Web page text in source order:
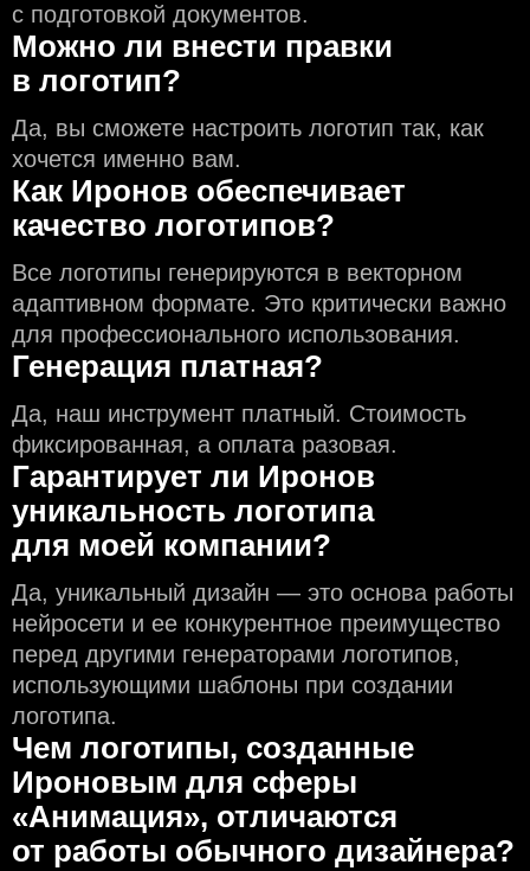
с подготовкой документов.
Можно ли внести правки
в логотип?
Да, вы сможете настроить логотип так, как
хочется именно вам.
Как Иронов обеспечивает
качество логотипов?
Все логотипы генерируются в векторном
адаптивном формате. Это критически важно
для профессионального использования.
Генерация платная?
Да, наш инструмент платный. Стоимость
фиксированная, а оплата разовая.
Гарантирует ли Иронов
уникальность логотипа
для моей компании?
Да, уникальный дизайн — это основа работы
нейросети и еe конкурентное преимущество
перед другими генераторами логотипов,
использующими шаблоны при создании
логотипа.
Чем логотипы, созданные
Ироновым для сферы
«Анимация», отличаются
от работы обычного дизайнера?